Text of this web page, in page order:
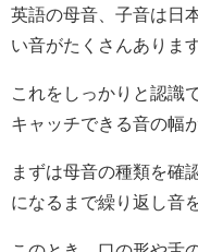
英語の母音、子音は日
い音がたくさんあります
これをしっかりと認識
キャッチできる音の幅
まずは母音の種類を確
になるまで繰り返し音